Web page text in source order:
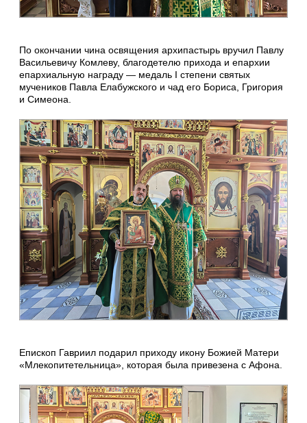
По окончании чина освящения архипастырь вручил Павлу
Васильевичу Комлеву, благодетелю прихода и епархии
епархиальную награду — медаль I степени святых
мучеников Павла Елабужского и чад его Бориса, Григория
и Симеона.
Епископ Гавриил подарил приходу икону Божией Матери
«Млекопитетельница», которая была привезена с Афона.